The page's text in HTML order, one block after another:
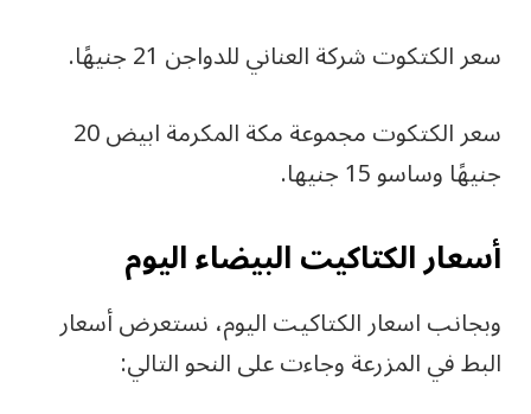
سعر الكتكوت شركة العناني للدواجن 21 جنيهًا.
سعر الكتكوت مجموعة مكة المكرمة ابيض 20
جنيهًا وساسو 15 جنيها.
أسعار الكتاكيت البیضاء الیوم
وبجانب اسعار الكتاكيت اليوم، نستعرض أسعار
البط في المزرعة وجاءت على النحو التالي: